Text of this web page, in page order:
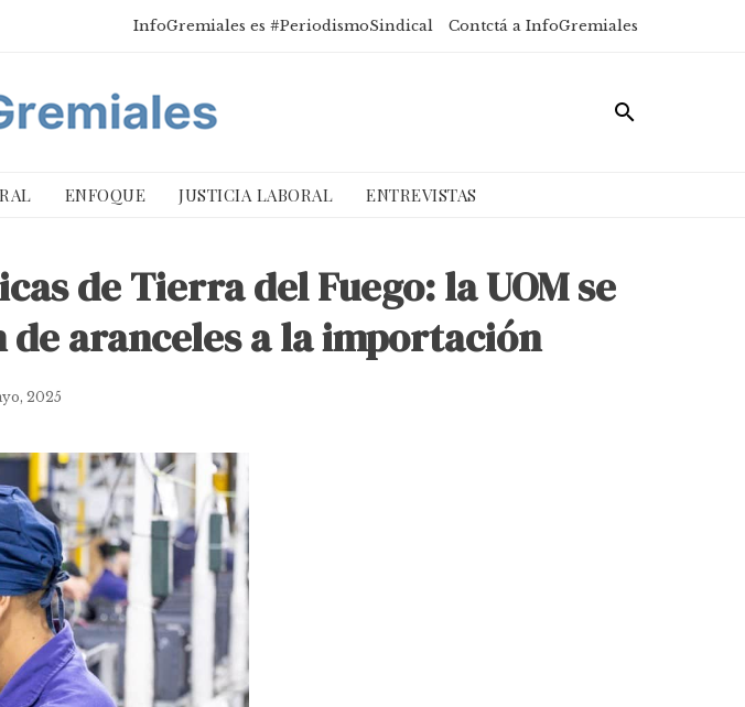
InfoGremiales es #PeriodismoSindical Contctá a InfoGremiales
ENFOQUE JUSTICIA LABORAL ENTREVISTAS
de Tierra del Fuego: la UOM se
aranceles a la importación
2025